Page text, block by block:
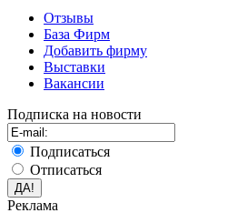
Отзывы
База Фирм
Добавить фирму
Выставки
Вакансии
Подписка на новости
Подписаться
Отписаться
Реклама